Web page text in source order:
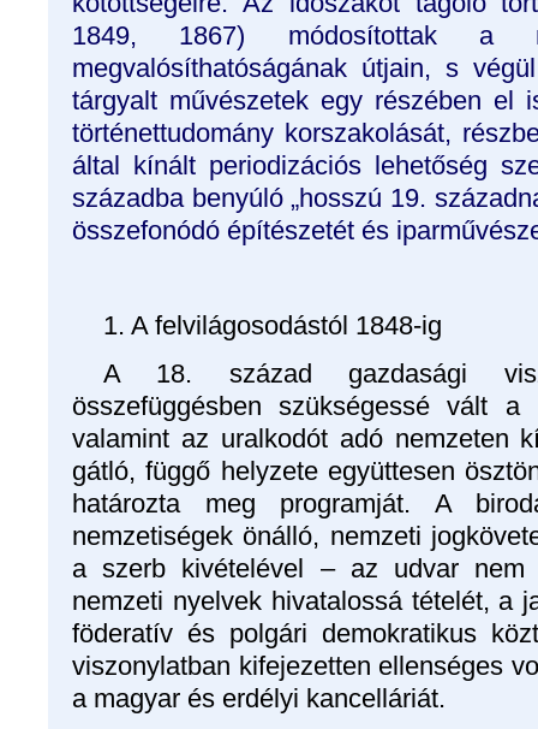
1849, 1867) módosítottak a
megvalósíthatóságának útjain, s
tárgyalt művészetek egy részében el
történettudomány korszakolását,
által kínált periodizációs lehetőség
századba benyúló „hosszú 19.
összefonódó építészetét és
1. A felvilágosodástól 1848-ig
A 18. század gazdasági
összefüggésben szükségessé vált a
valamint az uralkodót adó nemzeten
gátló, függő helyzete együttesen
határozta meg programját. A
nemzetiségek önálló, nemzeti
a szerb kivételével – az udvar nem
nemzeti nyelvek hivatalossá tételét, a
föderatív és polgári demokratikus
viszonylatban kifejezetten ellenséges
a magyar és erdélyi kancelláriát.